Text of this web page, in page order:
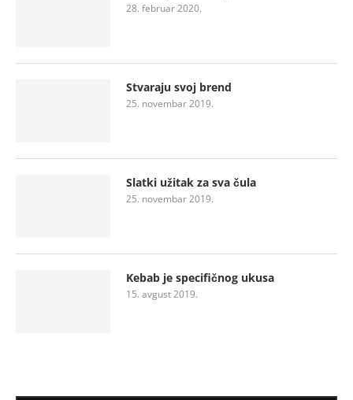
28. februar 2020.
Stvaraju svoj brend
25. novembar 2019.
Slatki užitak za sva čula
25. novembar 2019.
Kebab je specifičnog ukusa
15. avgust 2019.